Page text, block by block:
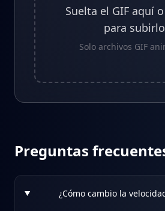
Suelta el GIF aquí
para subirlo
Solo archivos GIF
Preguntas
¿Cómo cambio la